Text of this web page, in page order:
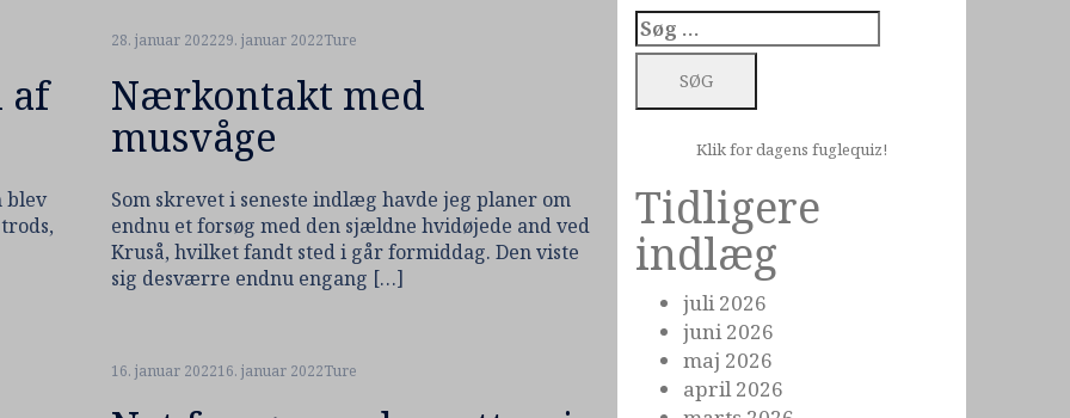
af
blev
28. januar 202229. januar 2022Ture
Nærkontakt med
musvåge
Som skrevet i seneste indlæg havde jeg planer om
endnu et forsøg med den sjældne hvidøjede and ved
Kruså, hvilket fandt sted i går formiddag. Den viste
sig desværre endnu engang […]
16. januar 202216. januar 2022Ture
Søg
efter:
Klik for dagens fuglequiz!
Tidligere
indlæg
juli 2026
juni 2026
maj 2026
april 2026